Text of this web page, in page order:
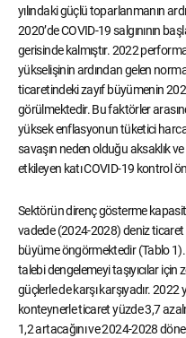
yılındaki güçlü toparlanmanın
2020’de COVID-19 salgınının
gerisinde kalmıştır. 2022
yükselişinin ardından gelen
ticaretindeki zayıf büyümenin
görülmektedir. Bu faktörler
yüksek enflasyonun tüketici
savaşın neden olduğu aksaklık
etkileyen katı COVID-19 kontrol
Sektörün direnç gösterme
vadede (2024-2028) deniz ticaret
büyüme öngörmektedir (Tablo
talebi dengelemeyi taşıyıcılar
güçlerle de karşı karşıyadır.
konteynerle ticaret yüzde 3,7
1,2 artacağını ve 2024-2028